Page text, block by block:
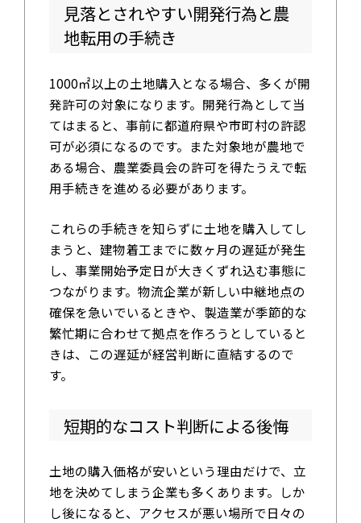
見落とされやすい開発行為と農
地転用の手続き
1000㎡以上の土地購入となる場合、多くが開
発許可の対象になります。開発行為として当
てはまると、事前に都道府県や市町村の許認
可が必須になるのです。また対象地が農地で
ある場合、農業委員会の許可を得たうえで転
用手続きを進める必要があります。
これらの手続きを知らずに土地を購入してし
まうと、建物着工までに数ヶ月の遅延が発生
し、事業開始予定日が大きくずれ込む事態に
つながります。物流企業が新しい中継地点の
確保を急いでいるときや、製造業が季節的な
繁忙期に合わせて拠点を作ろうとしていると
きは、この遅延が経営判断に直結するので
す。
短期的なコスト判断による後悔
土地の購入価格が安いという理由だけで、立
地を決めてしまう企業も多くあります。しか
し後になると、アクセスが悪い場所で日々の